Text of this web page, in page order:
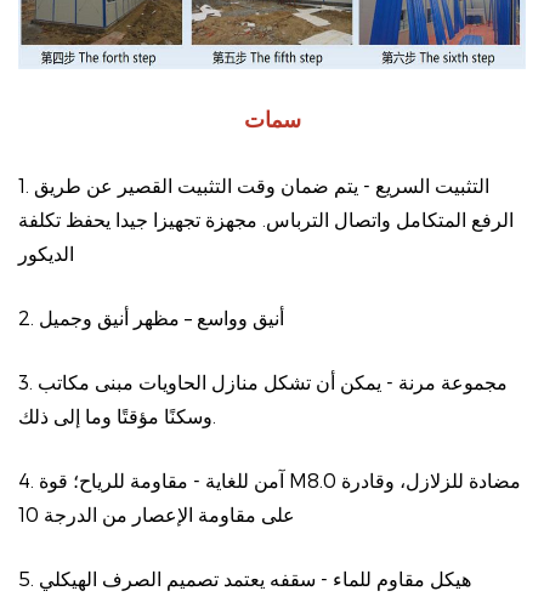
سمات
1. التثبيت السريع - يتم ضمان وقت التثبيت القصير عن طريق
الرفع المتكامل واتصال الترباس. مجهزة تجهيزا جيدا يحفظ تكلفة
الديكور
2. أنيق وواسع – مظهر أنيق وجميل
3. مجموعة مرنة - يمكن أن تشكل منازل الحاويات مبنى مكاتب
4. آمن للغاية - مقاومة للرياح؛ قوة M8.0 مضادة للزلازل، وقادرة
على مقاومة الإعصار من الدرجة 10
5. هيكل مقاوم للماء - سقفه يعتمد تصميم الصرف الهيكلي